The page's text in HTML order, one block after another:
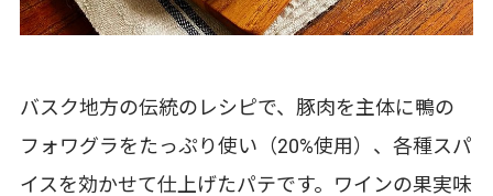
バスク地方の伝統のレシピで、豚肉を主体に鴨の
フォワグラをたっぷり使い（20%使用）、各種スパ
イスを効かせて仕上げたパテです。ワインの果実味